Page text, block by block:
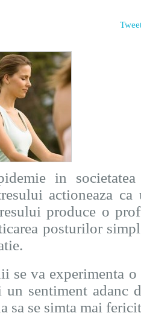
in
actioneaza
produce o
posturilor
se va experimenta
un sentiment adanc
sa se simta mai